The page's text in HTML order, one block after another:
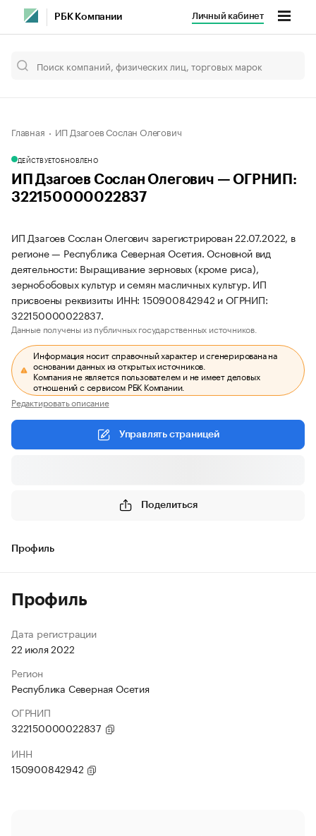
РБК Компании Личный кабинет
Главная ИП Дзагоев Сослан Олегович
ДЕЙСТВУЕТОБНОВЛЕНО
ИП Дзагоев Сослан Олегович — ОГРНИП:
322150000022837
ИП Дзагоев Сослан Олегович зарегистрирован 22.07.2022, в
регионе — Республика Северная Осетия. Основной вид
деятельности: Выращивание зерновых (кроме риса),
зернобобовых культур и семян масличных культур. ИП
присвоены реквизиты ИНН: 150900842942 и ОГРНИП:
322150000022837.
Данные получены из публичных государственных источников.
Информация носит справочный характер и сгенерирована на
основании данных из открытых источников.
Компания не является пользователем и не имеет деловых
отношений с сервисом РБК Компании.
Редактировать описание
Управлять страницей
Поделиться
Профиль
Профиль
Дата регистрации
22 июля 2022
Регион
Республика Северная Осетия
ОГРНИП
322150000022837
ИНН
150900842942